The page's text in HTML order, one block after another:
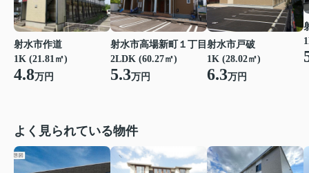
射水市作道
1K (21.81㎡)
4.8万円
射水市高場新町１丁目
2LDK (60.27㎡)
5.3万円
射水市戸破
1K (28.02㎡)
6.3万円
よく見られている物件